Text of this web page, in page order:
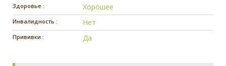
Здоровье : Хорошее
Инвалидность : Нет
Прививки : Да